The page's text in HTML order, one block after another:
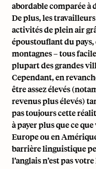
abordable comparée à
De plus, les
activités de plein air
époustouflant du
montagnes – tous
plupart des grandes
Cependant, en
être assez élevés
revenus plus élevés)
pas toujours cette
à payer plus que ce
Europe ou en
barrière linguistique
l’anglais n’est pas